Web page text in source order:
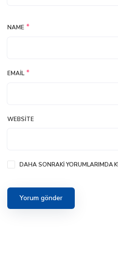
NAME *
EMAIL *
WEBSITE
DAHA SONRAKI YORUMLARIMDA